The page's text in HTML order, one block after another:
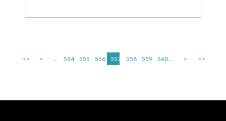
<< < ... 554 555 556 557 558 559 560... > >>